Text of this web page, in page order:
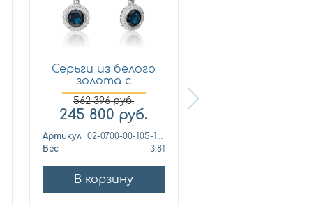
Серьги из белого
золота с
бриллиантом...
562 396руб.
245 800 руб.
Артикул
02-0700-00-105-1120-30
Вес
3,81
В корзину